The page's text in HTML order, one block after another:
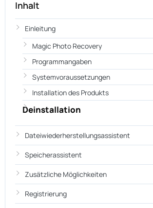
Inhalt
Einleitung
Magic Photo Recovery
Programmangaben
Systemvoraussetzungen
Installation des Produkts
Deinstallation
Dateiwiederherstellungsassistent
Speicherassistent
Zusätzliche Möglichkeiten
Registrierung